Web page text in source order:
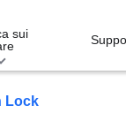
sui
Lock